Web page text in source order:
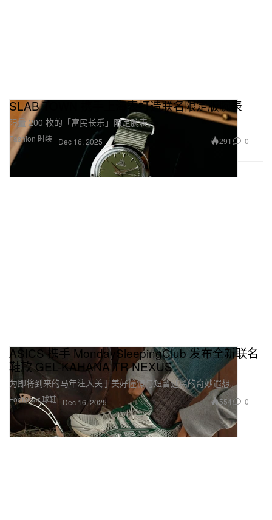
Fashion 时装
SLAB TOWN 携手上海表打造联名限定版腕表
限量 200 枚的「富民长乐」限定腕表。
Dec 16, 2025 291 0
Footwear 球鞋
ASICS 携手 MondaySleepingClub 发布全新联名
鞋款 GEL-KAHANA TR NEXUS
为即将到来的马年注入关于美好憧憬与短暂逃离的奇妙遐想。
Dec 16, 2025 554 0